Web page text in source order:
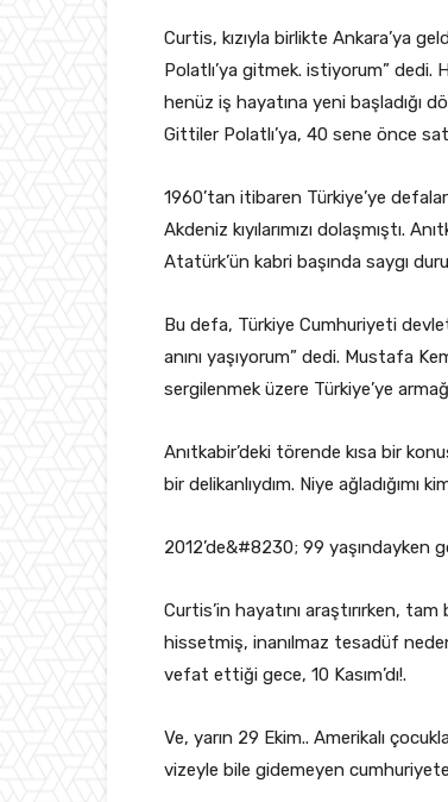
Curtis, kızıyla birlikte Ankara’ya
Polatlı’ya gitmek. istiyorum”
henüz iş hayatına yeni başladığı
Gittiler Polatlı’ya, 40 sene önce
1960’tan itibaren Türkiye’ye
Akdeniz kıyılarımızı dolaşmıştı.
Atatürk’ün kabri başında saygı
Bu defa, Türkiye Cumhuriyeti
anını yaşıyorum” dedi. Mustafa
sergilenmek üzere Türkiye’ye
Anıtkabir’deki törende kısa bir
bir delikanlıydım. Niye ağladığımı
2012’de&#8230; 99 yaşındayken
Curtis’in hayatını araştırırken,
hissetmiş, inanılmaz tesadüf
vefat ettiği gece, 10 Kasım’dı!.
Ve, yarın 29 Ekim.. Amerikalı
vizeyle bile gidemeyen